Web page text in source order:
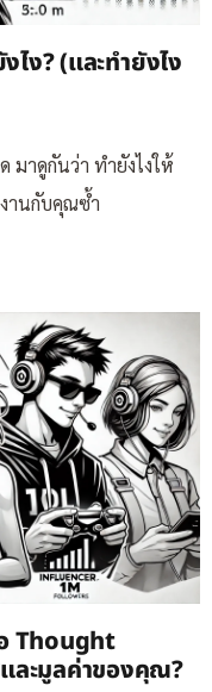
ง? (และทำยังไง
มาดูกันว่า ทำยังไงให้
านกับคุณซ้ำ
Thought
ละมูลค่าของคุณ?